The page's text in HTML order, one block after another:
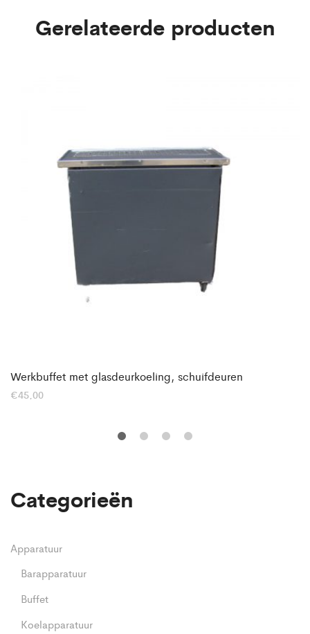
Gerelateerde producten
Werkbuffet met glasdeurkoeling, schuifdeuren
€45,00
Categorieën
Apparatuur
Barapparatuur
Buffet
Koelapparatuur